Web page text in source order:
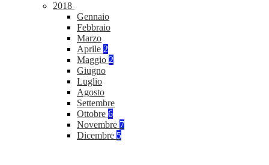
2018
Gennaio
Febbraio
Marzo
Aprile 2
Maggio 2
Giugno
Luglio
Agosto
Settembre
Ottobre 6
Novembre 7
Dicembre 5